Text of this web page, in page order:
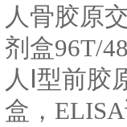
人骨胶原
剂盒96T/
人Ⅰ型前胶
盒，